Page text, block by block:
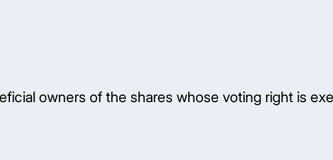
owners of the shares whose voting right is